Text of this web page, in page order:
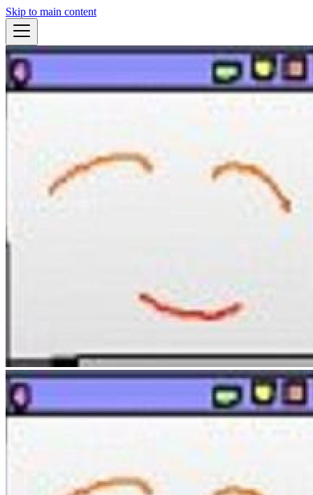
Skip to main content